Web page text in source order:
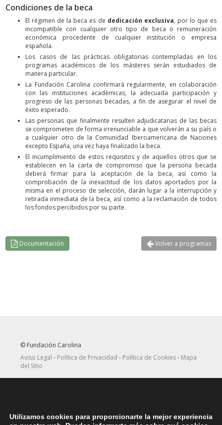
Condiciones de la beca
El régimen de la beca es de dedicación exclusiva, por lo que es
incompatible con cualquier otro tipo de beca o remuneración
económica procedente de cualquier institución o empresa
española.
Los casos de las prácticas obligatorias contempladas en los
programas académicos de los másteres serán estudiados de
manera particular.
La Fundación Carolina confirmará regularmente, en colaboración
con las instituciones académicas, la adecuada participación y
progreso de las personas becadas, a fin de asegurar el nivel de
éxito esperado.
Las personas que finalmente resulten adjudicatarias de las becas
se comprometen de forma irrenunciable a que volverán a su país o
a cualquier otro de la Comunidad Iberoamericana de Naciones
excepto España, una vez haya finalizado la beca.
El incumplimiento de estos requisitos y de aquellos otros que se
establecen en la carta de compromiso que la persona becada
deberá firmar para la aceptación de la beca, así como la
comprobación de la inexactitud de los datos aportados por la
misma en el proceso de selección, darán lugar a la interrupción y
retirada inmediata de la beca, así como a la reclamación de todos
los fondos percibidos por su parte.
Documentación Volver a programas
© Fundación Carolina
Aviso Legal - Política de Privacidad - Política de Cookies- Mapa
del Sitio
ASOCIACIONES
Utilizamos cookies para proporcionarte la mejor experiencia